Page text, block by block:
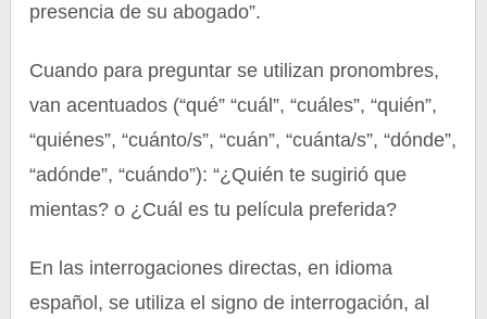
presencia de su abogado”.
Cuando para preguntar se utilizan pronombres,
van acentuados (“qué” “cuál”, “cuáles”, “quién”,
“quiénes”, “cuánto/s”, “cuán”, “cuánta/s”, “dónde”,
“adónde”, “cuándo”): “¿Quién te sugirió que
mientas? o ¿Cuál es tu película preferida?
En las interrogaciones directas, en idioma
español, se utiliza el signo de interrogación, al